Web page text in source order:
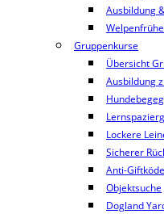
Ausbildung
Gruppenkurse
Übersicht
Ausbildung
Lockere
Sicherer
Anti-
Objektsuche
Dogland